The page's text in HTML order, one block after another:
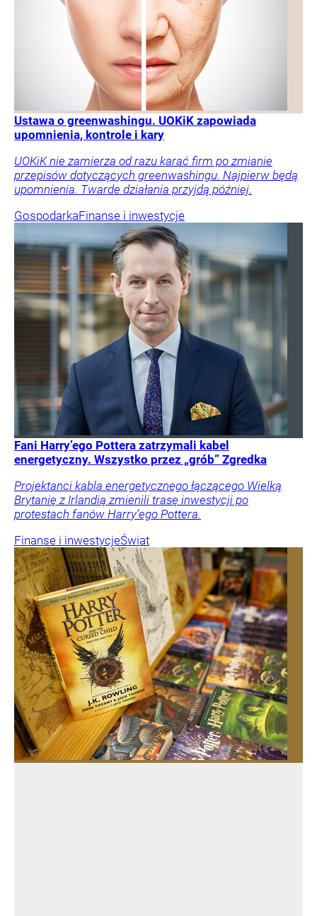
Ustawa o greenwashingu. UOKiK zapowiada
upomnienia, kontrole i kary
UOKiK nie zamierza od razu karać firm po zmianie
przepisów dotyczących greenwashingu. Najpierw będą
upomnienia. Twarde działania przyjdą później.
GospodarkaFinanse i inwestycje
Fani Harry’ego Pottera zatrzymali kabel
energetyczny. Wszystko przez „grób” Zgredka
Projektanci kabla energetycznego łączącego Wielką
Brytanię z Irlandią zmienili trasę inwestycji po
protestach fanów Harry’ego Pottera.
Finanse i inwestycjeŚwiat